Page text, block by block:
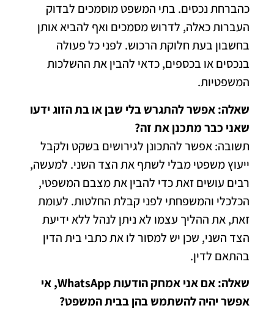
כהברחת נכסים. בתי המשפט מוסמכים לבדוק
העברות כאלה, לדרוש מסמכים ואף להביא אותן
בחשבון בעת חלוקת הרכוש. לפני כל פעולה
בנכסים או בכספים, כדאי להבין את ההשלכות
המשפטיות.
שאלה: אפשר להתגרש בלי שבן או בת הזוג ידעו
שאני כבר מתכנן את זה?
תשובה: אפשר להתכונן לגירושים בשקט ולקבל
ייעוץ משפטי מבלי לשתף את הצד השני. למעשה,
רבים עושים זאת כדי להבין את מצבם המשפטי,
הכלכלי והמשפחתי לפני קבלת החלטות. לעומת
זאת, את ההליך עצמו לא ניתן לנהל ללא ידיעת
הצד השני, שכן יש למסור לו את כתבי בית הדין
בהתאם לדין.
שאלה: אם אני אמחק הודעות WhatsApp, אי
אפשר יהיה להשתמש בהן בבית המשפט?